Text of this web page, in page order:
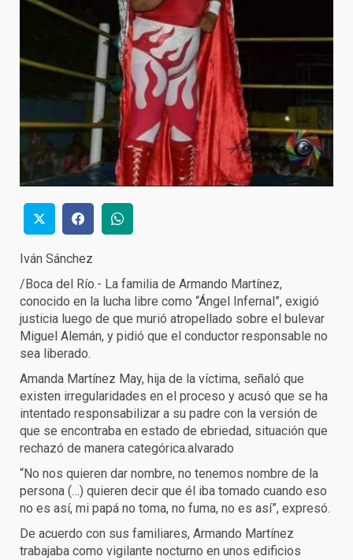
Iván Sánchez
/Boca del Río.- La familia de Armando Martínez,
conocido en la lucha libre como “Ángel Infernal”, exigió
justicia luego de que murió atropellado sobre el bulevar
Miguel Alemán, y pidió que el conductor responsable no
sea liberado.
Amanda Martínez May, hija de la víctima, señaló que
existen irregularidades en el proceso y acusó que se ha
intentado responsabilizar a su padre con la versión de
que se encontraba en estado de ebriedad, situación que
rechazó de manera categórica.alvarado
“No nos quieren dar nombre, no tenemos nombre de la
persona (…) quieren decir que él iba tomado cuando eso
no es así, mi papá no toma, no fuma, no es así”, expresó.
De acuerdo con sus familiares, Armando Martínez
trabajaba como vigilante nocturno en unos edificios